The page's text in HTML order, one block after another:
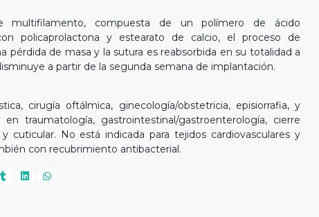
multifilamento, compuesta de un polímero de ácido
policaprolactona y estearato de calcio, el proceso de
pérdida de masa y la sutura es reabsorbida en su totalidad a
a partir de la segunda semana de implantación.
cirugía oftálmica, ginecología/obstetricia, episiorrafia, y
traumatología, gastrointestinal/gastroenterología, cierre
y cuticular. No está indicada para tejidos cardiovasculares y
con recubrimiento antibacterial.